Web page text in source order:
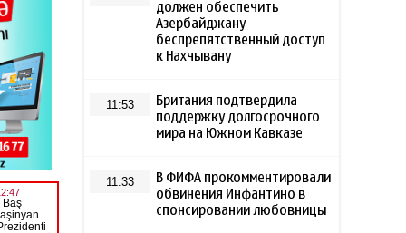
должен обеспечить
Азербайджану
беспрепятственный доступ
к Нахчывану
11:53
Британия подтвердила
поддержку долгосрочного
мира на Южном Кавказе
11:33
В ФИФА прокомментировали
обвинения Инфантино в
спонсировании любовницы